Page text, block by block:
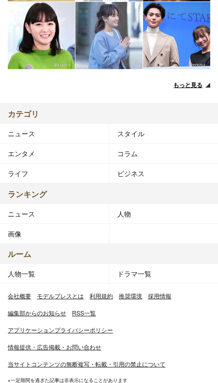
もっと見る
カテゴリ
ニュース スタイル
エンタメ コラム
ライフ ビジネス
ランキング
ニュース 人物
画像
ルーム
人物一覧 ドラマ一覧
会社概要 モデルプレスとは 利用規約 推奨環境 採用情報
編集部からのお知らせ RSS一覧
アプリケーションプライバシーポリシー
情報提供・広告掲載・お問い合わせ
当サイトコンテンツの無断複写・転載・引用の禁止について
※一定期間を過ぎた記事は非表示になることがあります